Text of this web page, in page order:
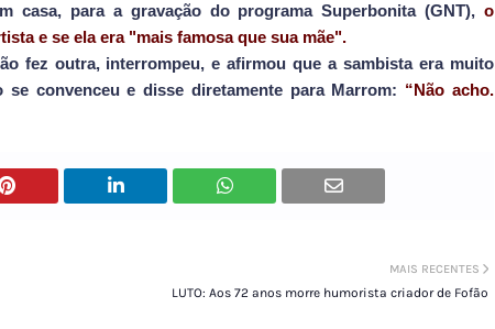
casa, para a gravação do programa Superbonita (GNT), o
e se ela era "mais famosa que sua mãe".
fez outra, interrompeu, e afirmou que a sambista era muito
convenceu e disse diretamente para Marrom: “Não acho.
MAIS RECENTES
LUTO: Aos 72 anos morre humorista criador de Fofão